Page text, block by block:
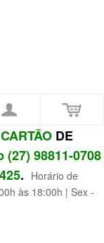
DE
(27) 98811-0708
. Horário de
às 18:00h | Sex -